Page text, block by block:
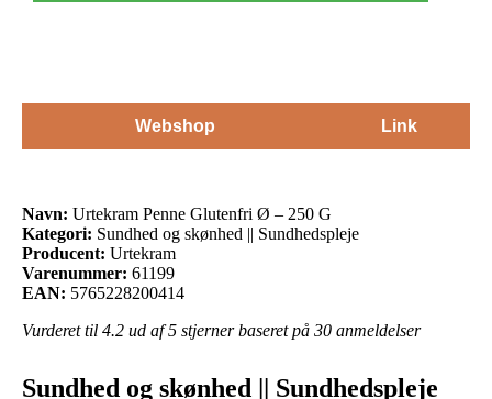
Webshop Link
Navn: Urtekram Penne Glutenfri Ø – 250 G
Kategori: Sundhed og skønhed || Sundhedspleje
Producent: Urtekram
Varenummer: 61199
EAN: 5765228200414
Vurderet til 4.2 ud af 5 stjerner baseret på 30 anmeldelser
Sundhed og skønhed || Sundhedspleje